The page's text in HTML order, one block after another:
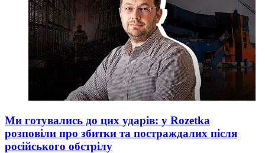
Ми готувались до цих ударів: у Rozetka
розповіли про збитки та постраждалих після
російського обстрілу